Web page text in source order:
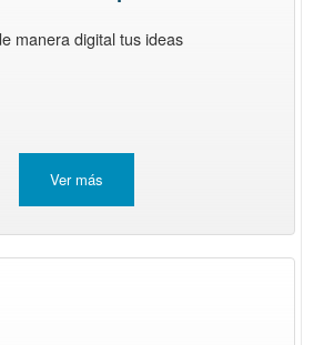
manera digital tus ideas
Ver más